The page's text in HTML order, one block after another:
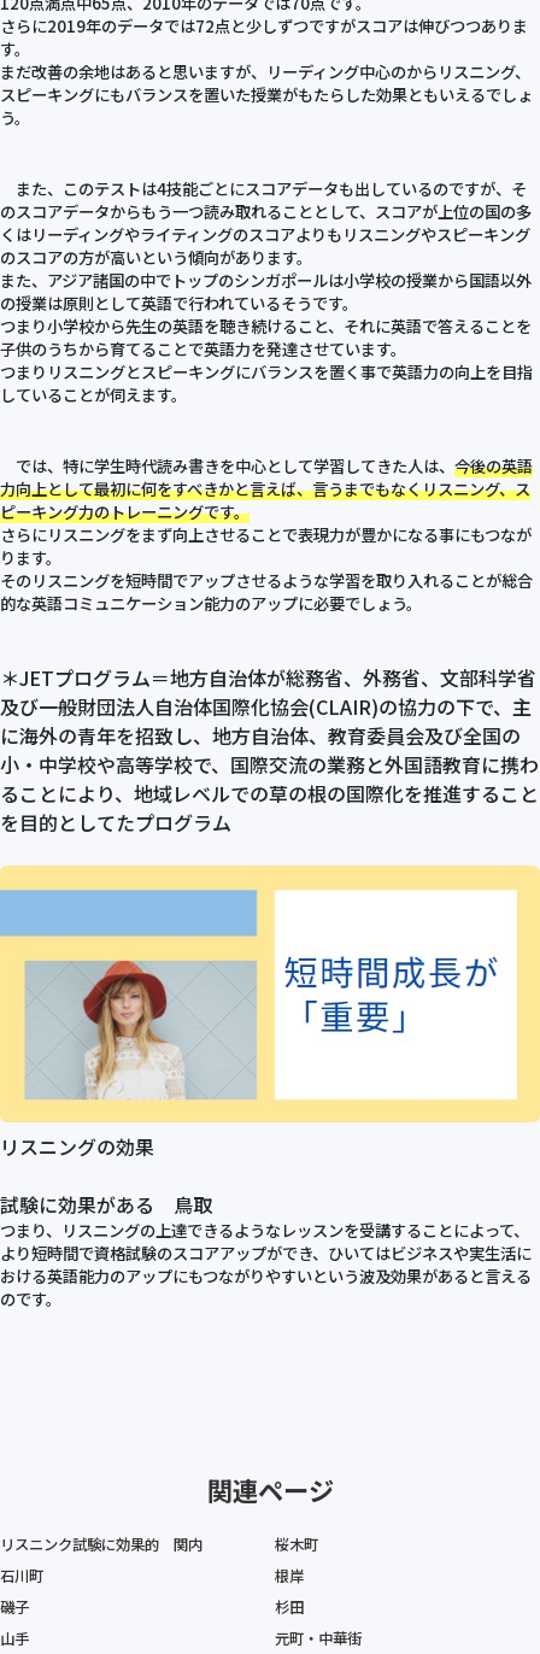
さらに2019年のデータでは72点と少しずつですがスコアは伸びつつありま
す。
まだ改善の余地はあると思いますが、リーディング中心のからリスニング、
スピーキングにもバランスを置いた授業がもたらした効果ともいえるでしょ
う。
また、このテストは4技能ごとにスコアデータも出しているのですが、そ
のスコアデータからもう一つ読み取れることとして、スコアが上位の国の多
くはリーディングやライティングのスコアよりもリスニングやスピーキング
のスコアの方が高いという傾向があります。
また、アジア諸国の中でトップのシンガポールは小学校の授業から国語以外
の授業は原則として英語で行われているそうです。
つまり小学校から先生の英語を聴き続けること、それに英語で答えることを
子供のうちから育てることで英語力を発達させています。
つまりリスニングとスピーキングにバランスを置く事で英語力の向上を目指
していることが伺えます。
では、特に学生時代読み書きを中心として学習してきた人は、 今後の英語
力向上として最初に何をすべきかと言えば、言うまでもなくリスニング、ス
ピーキング力のトレーニングです。
さらにリスニングをまず向上させることで表現力が豊かになる事にもつなが
ります。
そのリスニングを短時間でアップさせるような学習を取り入れることが総合
的な英語コミュニケーション能力のアップに必要でしょう。
＊JETプログラム＝地方自治体が総務省、外務省、文部科学省
及び一般財団法人自治体国際化協会(CLAIR)の協力の下で、主
に海外の青年を招致し、地方自治体、教育委員会及び全国の
小・中学校や高等学校で、国際交流の業務と外国語教育に携わ
ることにより、地域レベルでの草の根の国際化を推進すること
を目的としてたプログラム
リスニングの効果
試験に効果がある 鳥取
つまり、リスニングの上達できるようなレッスンを受講することによって、
より短時間で資格試験のスコアアップができ、ひいてはビジネスや実生活に
おける英語能力のアップにもつながりやすいという波及効果があると言える
のです。
関連ページ
リスニンク試験に効果的 関内
桜木町
石川町
根岸
磯子
杉田
山手
元町・中華街